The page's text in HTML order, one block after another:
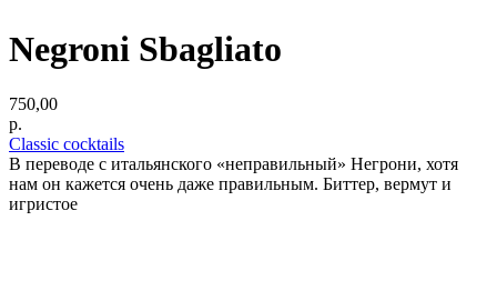
Negroni Sbagliato
750,00
р.
Classic cocktails
В переводе с итальянского «неправильный» Негрони, хотя
нам он кажется очень даже правильным. Биттер, вермут и
игристое